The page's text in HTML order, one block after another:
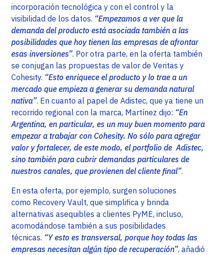
incorporación tecnológica y con el control y la
visibilidad de los datos. “Empezamos a ver que la
demanda del producto está asociada también a las
posibilidades que hoy tienen las empresas de afrontar
esas inversiones”. Por otra parte, en la oferta también
se conjugan las propuestas de valor de Veritas y
Cohesity. “Esto enriquece el producto y lo trae a un
mercado que empieza a generar su demanda natural
nativa”. En cuanto al papel de Adistec, que ya tiene un
recorrido regional con la marca, Martínez dijo: “En
Argentina, en particular, es un muy buen momento para
empezar a trabajar con Cohesity. No sólo para agregar
valor y fortalecer, de este modo, el portfolio de Adistec,
sino también para cubrir demandas particulares de
nuestros canales, que provienen del cliente final”.
En esta oferta, por ejemplo, surgen soluciones
como Recovery Vault, que simplifica y brinda
alternativas asequibles a clientes PyME, incluso,
acomodándose también a sus posibilidades
técnicas. “Y esto es transversal, porque hoy todas las
empresas necesitan algún tipo de recuperación”, añadió